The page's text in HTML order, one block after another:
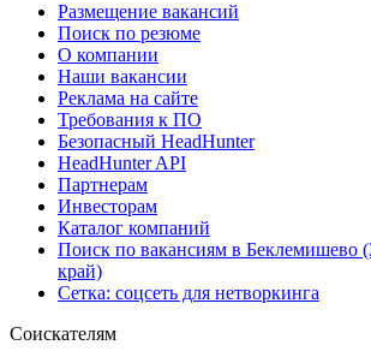
Размещение вакансий
Поиск по резюме
О компании
Наши вакансии
Реклама на сайте
Требования к ПО
Безопасный HeadHunter
HeadHunter API
Партнерам
Инвесторам
Каталог компаний
Поиск по вакансиям в Беклемишево
край)
Сетка: соцсеть для нетворкинга
Соискателям